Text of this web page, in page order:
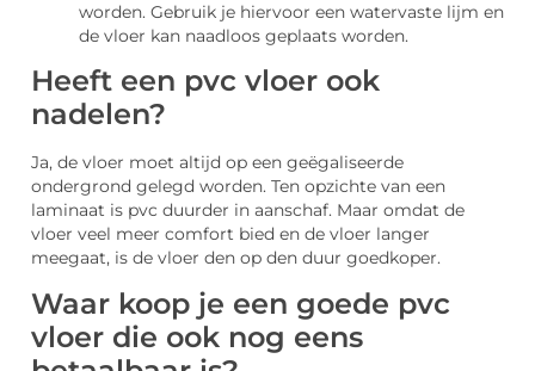
worden. Gebruik je hiervoor een watervaste lijm en
de vloer kan naadloos geplaats worden.
Heeft een pvc vloer ook
nadelen?
Ja, de vloer moet altijd op een geëgaliseerde
ondergrond gelegd worden. Ten opzichte van een
laminaat is pvc duurder in aanschaf. Maar omdat de
vloer veel meer comfort bied en de vloer langer
meegaat, is de vloer den op den duur goedkoper.
Waar koop je een goede pvc
vloer die ook nog eens